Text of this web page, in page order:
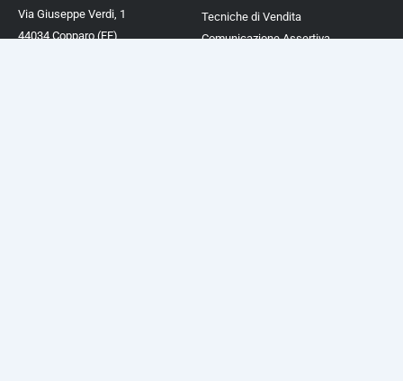
Via Giuseppe Verdi, 1
44034 Copparo (FE)
Tecniche di Vendita
Comunicazione Assertiva